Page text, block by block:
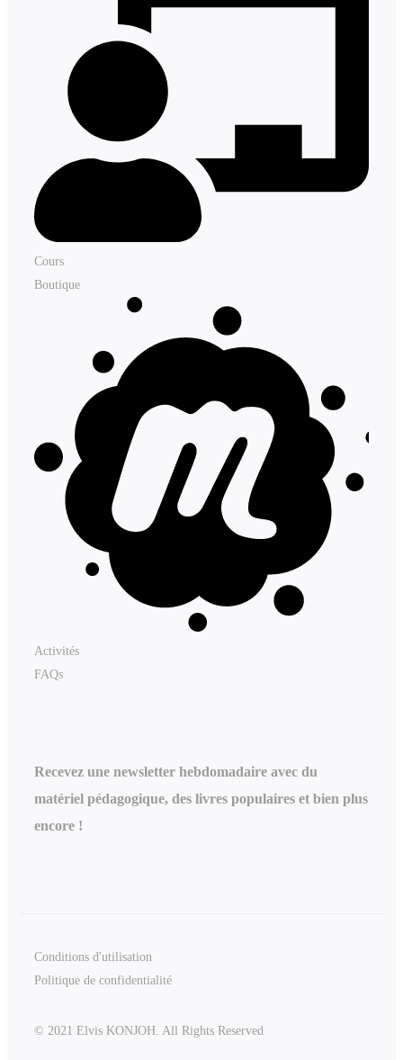
Cours
Boutique
Activités
FAQs
Recevez une newsletter hebdomadaire avec du
matériel pédagogique, des livres populaires et bien plus
encore !
Conditions d'utilisation
Politique de confidentialité
© 2021 Elvis KONJOH. All Rights Reserved